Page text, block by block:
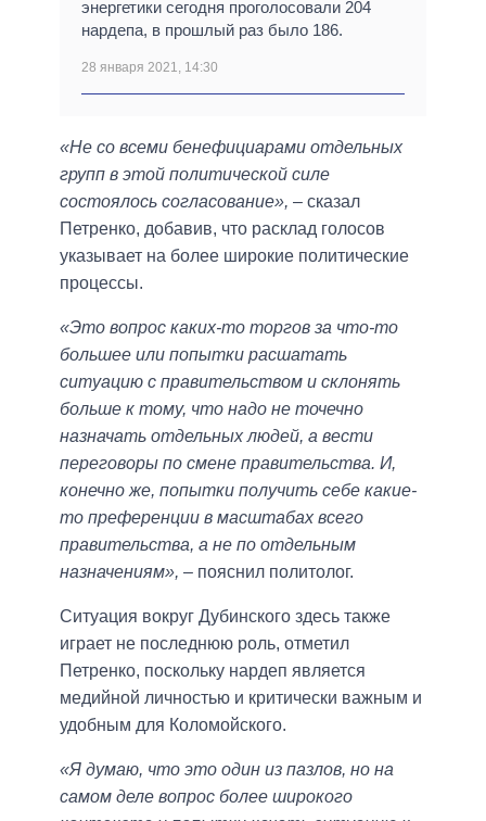
энергетики сегодня проголосовали 204
нардепа, в прошлый раз было 186.
28 января 2021, 14:30
«Не со всеми бенефициарами отдельных
групп в этой политической силе
состоялось согласование», – сказал
Петренко, добавив, что расклад голосов
указывает на более широкие политические
процессы.
«Это вопрос каких-то торгов за что-то
большее или попытки расшатать
ситуацию с правительством и склонять
больше к тому, что надо не точечно
назначать отдельных людей, а вести
переговоры по смене правительства. И,
конечно же, попытки получить себе какие-
то преференции в масштабах всего
правительства, а не по отдельным
назначениям», – пояснил политолог.
Ситуация вокруг Дубинского здесь также
играет не последнюю роль, отметил
Петренко, поскольку нардеп является
медийной личностью и критически важным и
удобным для Коломойского.
«Я думаю, что это один из пазлов, но на
самом деле вопрос более широкого